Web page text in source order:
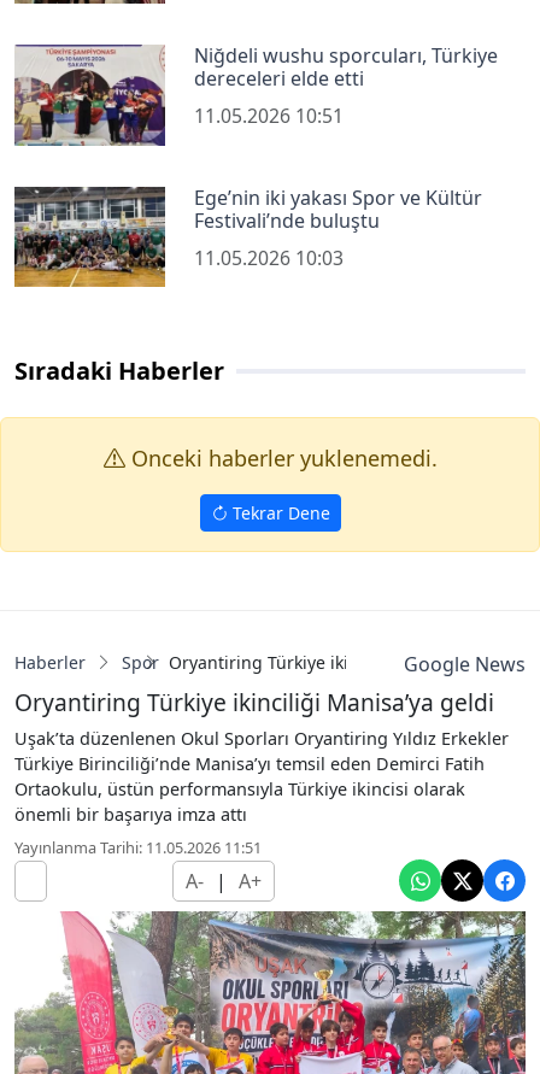
Niğdeli wushu sporcuları, Türkiye
dereceleri elde etti
11.05.2026 10:51
Ege’nin iki yakası Spor ve Kültür
Festivali’nde buluştu
11.05.2026 10:03
Sıradaki Haberler
Onceki haberler yuklenemedi.
Tekrar Dene
Haberler Spor Oryantiring Türkiye ikinciliği Manisa’ya geldi
Google News
Oryantiring Türkiye ikinciliği Manisa’ya geldi
Uşak’ta düzenlenen Okul Sporları Oryantiring Yıldız Erkekler
Türkiye Birinciliği’nde Manisa’yı temsil eden Demirci Fatih
Ortaokulu, üstün performansıyla Türkiye ikincisi olarak
önemli bir başarıya imza attı
Yayınlanma Tarihi: 11.05.2026 11:51
A- | A+